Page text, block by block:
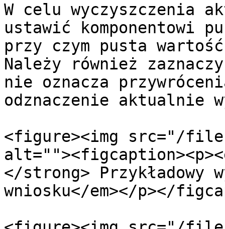
W celu wyczyszczenia
ustawić komponentowi
przy czym pusta
Należy również
nie oznacza
odznaczenie aktualnie
<figure><img src="/files/
</strong> Przykładowy
wniosku</em></p></